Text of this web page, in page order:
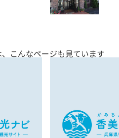
こんなページも見ています